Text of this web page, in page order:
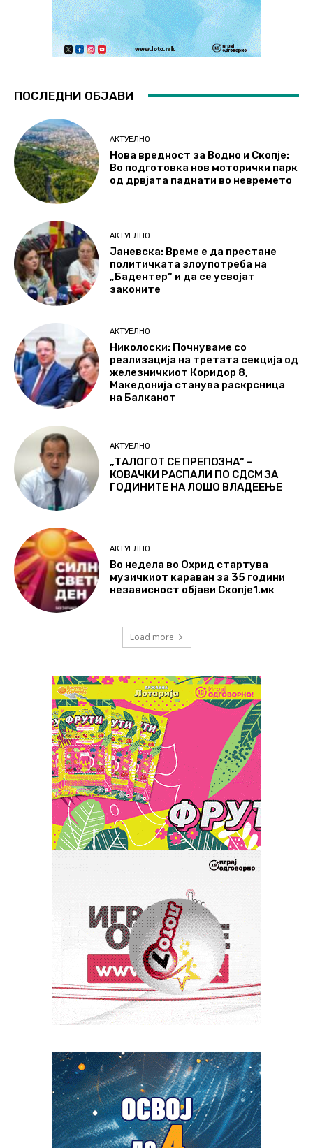
ПОСЛЕДНИ ОБЈАВИ
АКТУЕЛНО
Нова вредност за Водно и Скопје:
Во подготовка нов моторички парк
од дрвјата паднати во невремето
АКТУЕЛНО
Јаневска: Време е да престане
политичката злоупотреба на
„Бадентер“ и да се усвојат
законите
АКТУЕЛНО
Николоски: Почнуваме со
реализација на третата секција од
железничкиот Коридор 8,
Македонија станува раскрсница
на Балканот
АКТУЕЛНО
„ТАЛОГОТ СЕ ПРЕПОЗНА“ –
КОВАЧКИ РАСПАЛИ ПО СДСМ ЗА
ГОДИНИТЕ НА ЛОШО ВЛАДЕЕЊЕ
АКТУЕЛНО
Во недела во Охрид стартува
музичкиот караван за 35 години
независност објави Скопје1.мк
Load more